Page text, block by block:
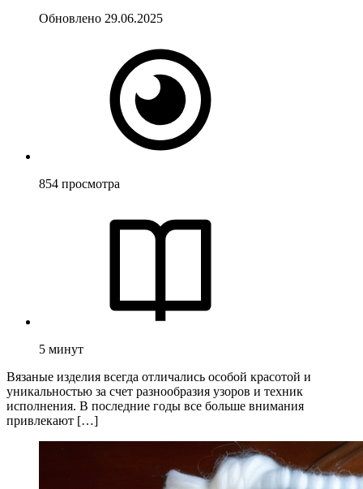
Обновлено 29.06.2025
854 просмотра
5 минут
Вязаные изделия всегда отличались особой красотой и
уникальностью за счет разнообразия узоров и техник
исполнения. В последние годы все больше внимания
привлекают […]